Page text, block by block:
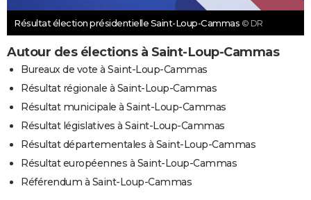
Résultat élection présidentielle Saint-Loup-Cammas © DR
Autour des élections à Saint-Loup-Cammas
Bureaux de vote à Saint-Loup-Cammas
Résultat régionale à Saint-Loup-Cammas
Résultat municipale à Saint-Loup-Cammas
Résultat législatives à Saint-Loup-Cammas
Résultat départementales à Saint-Loup-Cammas
Résultat européennes à Saint-Loup-Cammas
Référendum à Saint-Loup-Cammas